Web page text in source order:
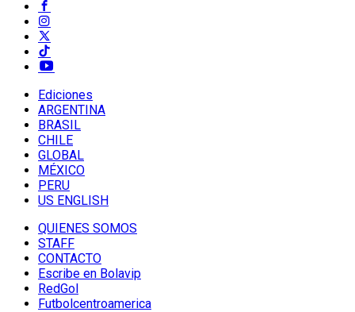
Ediciones
ARGENTINA
BRASIL
CHILE
GLOBAL
MÉXICO
PERU
US ENGLISH
QUIENES SOMOS
STAFF
CONTACTO
Escribe en Bolavip
RedGol
Futbolcentroamerica